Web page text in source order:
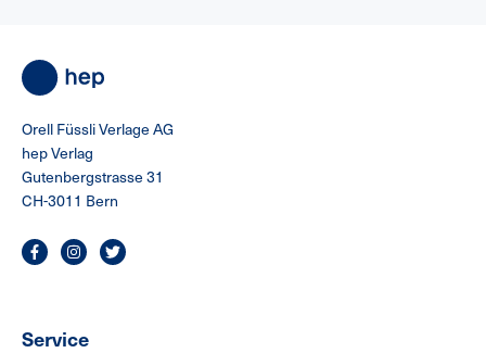
Orell Füssli Verlage AG
hep Verlag
Gutenbergstrasse 31
CH-3011 Bern
Service